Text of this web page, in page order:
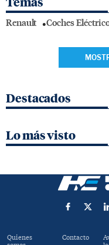
Renault Coches
Destacados
Lo más visto
Quienes Contacto